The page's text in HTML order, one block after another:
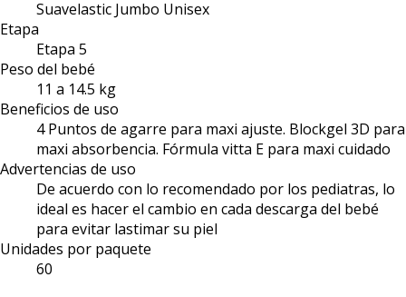
Suavelastic Jumbo Unisex
Etapa
Etapa 5
Peso del bebé
11 a 14.5 kg
Beneficios de uso
4 Puntos de agarre para maxi ajuste. Blockgel 3D para
maxi absorbencia. Fórmula vitta E para maxi cuidado
Advertencias de uso
De acuerdo con lo recomendado por los pediatras, lo
ideal es hacer el cambio en cada descarga del bebé
para evitar lastimar su piel
Unidades por paquete
60